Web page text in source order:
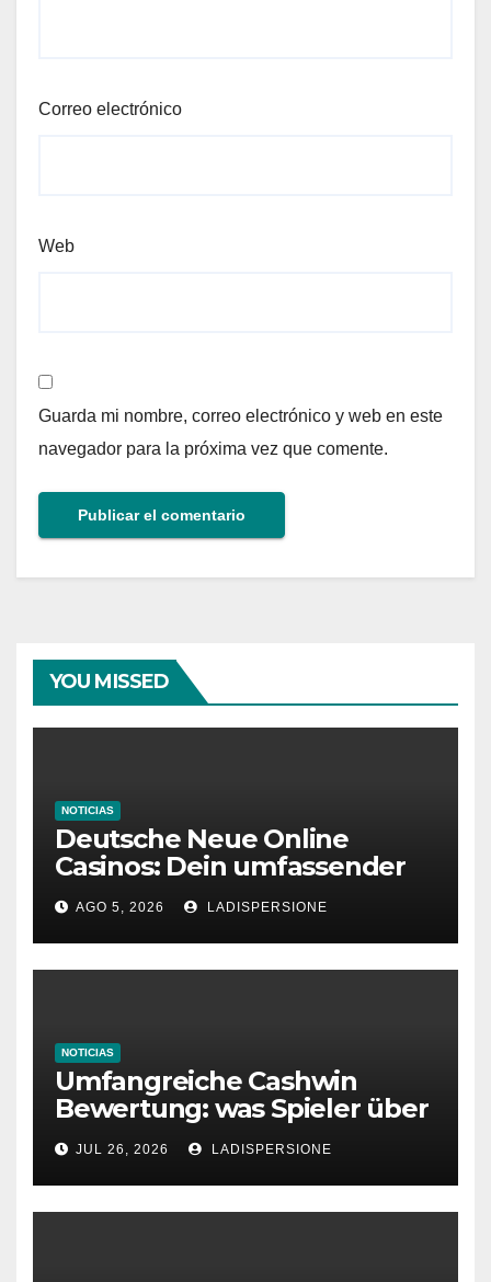
Correo electrónico
Web
Guarda mi nombre, correo electrónico y web en este
navegador para la próxima vez que comente.
YOU MISSED
NOTICIAS
Deutsche Neue Online
Casinos: Dein umfassender
Ratgeber für moderne
Glücksspielplattformen
AGO 5, 2026 LADISPERSIONE
NOTICIAS
Umfangreiche Cashwin
Bewertung: was Spieler über
dieses Casino denken
JUL 26, 2026 LADISPERSIONE